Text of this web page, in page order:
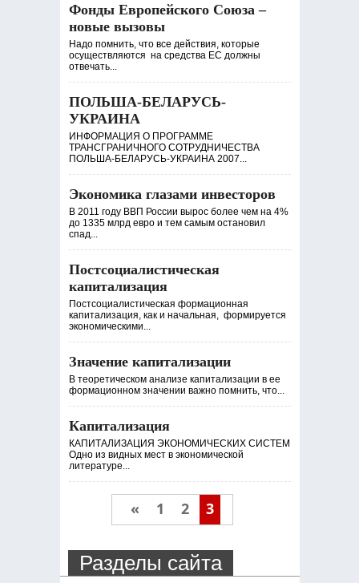
Фонды Европейского Союза –
новые вызовы
Надо помнить, что все действия, которые
осуществляются на средства ЕС должны
отвечать...
ПОЛЬША-БЕЛАРУСЬ-
УКРАИНА
ИНФОРМАЦИЯ О ПРОГРАММЕ
ТРАНСГРАНИЧНОГО СОТРУДНИЧЕСТВА
ПОЛЬША-БЕЛАРУСЬ-УКРАИНА 2007...
Экономика глазами инвесторов
В 2011 году ВВП России вырос более чем на 4%
до 1335 млрд евро и тем самым остановил
спад...
Постсоциалистическая
капитализация
Постсоциалистическая формационная
капитализация, как и начальная, формируется
экономическими...
Значение капитализации
В теоретическом анализе капитализации в ее
формационном значении важно помнить, что...
Капитализация
КАПИТАЛИЗАЦИЯ ЭКОНОМИЧЕСКИХ СИСТЕМ
Одно из видных мест в экономической
литературе...
« 1 2 3
Разделы сайта